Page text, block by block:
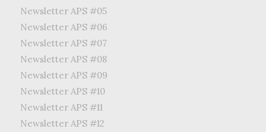
Newsletter APS #05
Newsletter APS #06
Newsletter APS #07
Newsletter APS #08
Newsletter APS #09
Newsletter APS #10
Newsletter APS #11
Newsletter APS #12